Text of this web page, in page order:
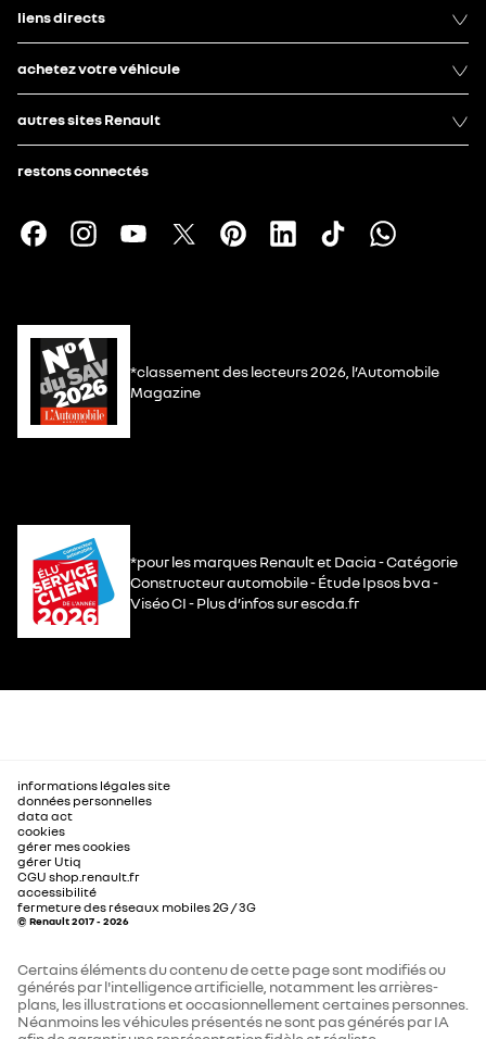
liens directs
achetez votre véhicule
autres sites Renault
restons connectés
*classement des lecteurs 2026, l’Automobile
Magazine
*pour les marques Renault et Dacia - Catégorie
Constructeur automobile - Étude Ipsos bva -
Viséo CI - Plus d’infos sur escda.fr
informations légales site
données personnelles
data act
cookies
gérer mes cookies
gérer Utiq
CGU shop.renault.fr
accessibilité
fermeture des réseaux mobiles 2G / 3G
© Renault 2017 - 2026
Certains éléments du contenu de cette page sont modifiés ou
générés par l'intelligence artificielle, notamment les arrières-
plans, les illustrations et occasionnellement certaines personnes.
Néanmoins les véhicules présentés ne sont pas générés par IA